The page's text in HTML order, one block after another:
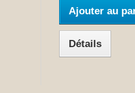
Ajouter au
Détails